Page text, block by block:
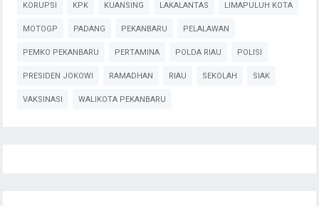
KORUPSI KPK KUANSING LAKALANTAS LIMAPULUH KOTA
MOTOGP PADANG PEKANBARU PELALAWAN
PEMKO PEKANBARU PERTAMINA POLDA RIAU POLISI
PRESIDEN JOKOWI RAMADHAN RIAU SEKOLAH SIAK
VAKSINASI WALIKOTA PEKANBARU